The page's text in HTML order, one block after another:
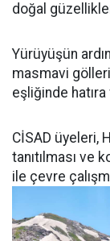
doğal
Yürüyüşün
masmavi
eşliğinde
CİSAD üyeleri,
tanıtılması ve
ile çevre